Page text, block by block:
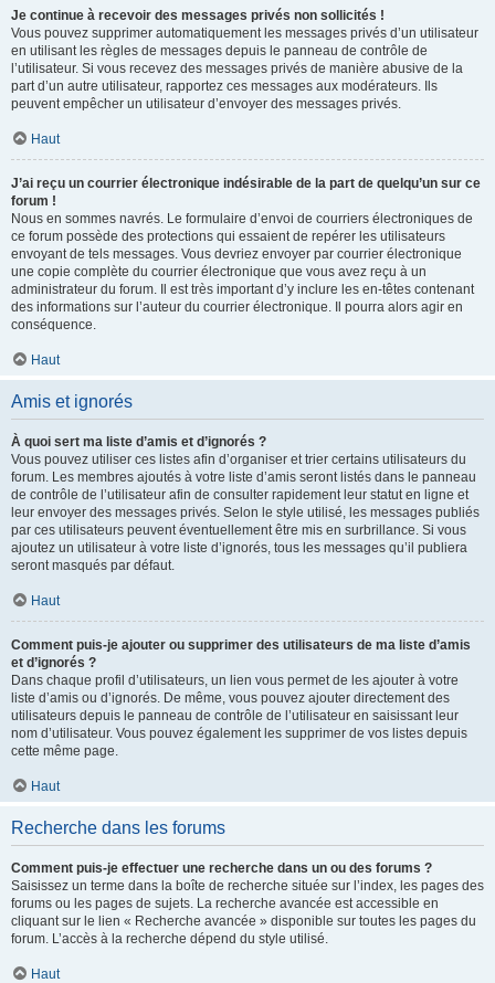
Je continue à recevoir des messages privés non sollicités !
Vous pouvez supprimer automatiquement les messages privés d’un utilisateur
en utilisant les règles de messages depuis le panneau de contrôle de
l’utilisateur. Si vous recevez des messages privés de manière abusive de la
part d’un autre utilisateur, rapportez ces messages aux modérateurs. Ils
peuvent empêcher un utilisateur d’envoyer des messages privés.
Haut
J’ai reçu un courrier électronique indésirable de la part de quelqu’un sur ce
forum !
Nous en sommes navrés. Le formulaire d’envoi de courriers électroniques de
ce forum possède des protections qui essaient de repérer les utilisateurs
envoyant de tels messages. Vous devriez envoyer par courrier électronique
une copie complète du courrier électronique que vous avez reçu à un
administrateur du forum. Il est très important d’y inclure les en-têtes contenant
des informations sur l’auteur du courrier électronique. Il pourra alors agir en
conséquence.
Haut
Amis et ignorés
À quoi sert ma liste d’amis et d’ignorés ?
Vous pouvez utiliser ces listes afin d’organiser et trier certains utilisateurs du
forum. Les membres ajoutés à votre liste d’amis seront listés dans le panneau
de contrôle de l’utilisateur afin de consulter rapidement leur statut en ligne et
leur envoyer des messages privés. Selon le style utilisé, les messages publiés
par ces utilisateurs peuvent éventuellement être mis en surbrillance. Si vous
ajoutez un utilisateur à votre liste d’ignorés, tous les messages qu’il publiera
seront masqués par défaut.
Haut
Comment puis-je ajouter ou supprimer des utilisateurs de ma liste d’amis
et d’ignorés ?
Dans chaque profil d’utilisateurs, un lien vous permet de les ajouter à votre
liste d’amis ou d’ignorés. De même, vous pouvez ajouter directement des
utilisateurs depuis le panneau de contrôle de l’utilisateur en saisissant leur
nom d’utilisateur. Vous pouvez également les supprimer de vos listes depuis
cette même page.
Haut
Recherche dans les forums
Comment puis-je effectuer une recherche dans un ou des forums ?
Saisissez un terme dans la boîte de recherche située sur l’index, les pages des
forums ou les pages de sujets. La recherche avancée est accessible en
cliquant sur le lien « Recherche avancée » disponible sur toutes les pages du
forum. L’accès à la recherche dépend du style utilisé.
Haut